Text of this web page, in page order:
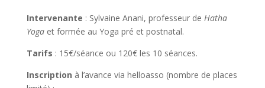
Intervenante : Sylvaine Anani, professeur de Hatha
Yogaet formée au Yoga pré et postnatal.
Tarifs : 15€/séance ou 120€ les 10 séances.
Inscription à l’avance via helloasso (nombre de places